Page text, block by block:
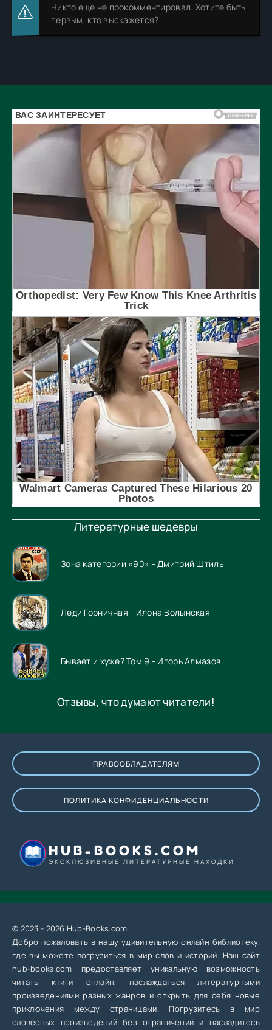
Литературные шедевры
Зона категории «90» - Дмитрий Штиль
Леди Горничная - Илона Волынская
Бывает и хуже? Том 9 - Игорь Алмазов
Отзывы, что думают читатели!
Никто еще не прокомментировал. Хотите быть
первым, кто выскажется?
ПРАВООБЛАДАТЕЛЯМ
ПОЛИТИКА КОНФИДЕНЦИАЛЬНОСТИ
HUB-BOOKS.COM
ЭКСКЛЮЗИВНЫЕ ЛИТЕРАТУРНЫЕ НАХОДКИ
© 2023 - 2026 Hub-Books.com
Добро пожаловать в нашу удивительную онлайн библиотеку,
где вы можете погрузиться в мир слов и историй. Наш сайт
hub-books.com предоставляет уникальную возможность
читать книги онлайн, наслаждаться литературными
произведениями разных жанров и открыть для себя новые
приключения между страницами. Погрузитесь в мир
словесных произведений без ограничений и насладитесь